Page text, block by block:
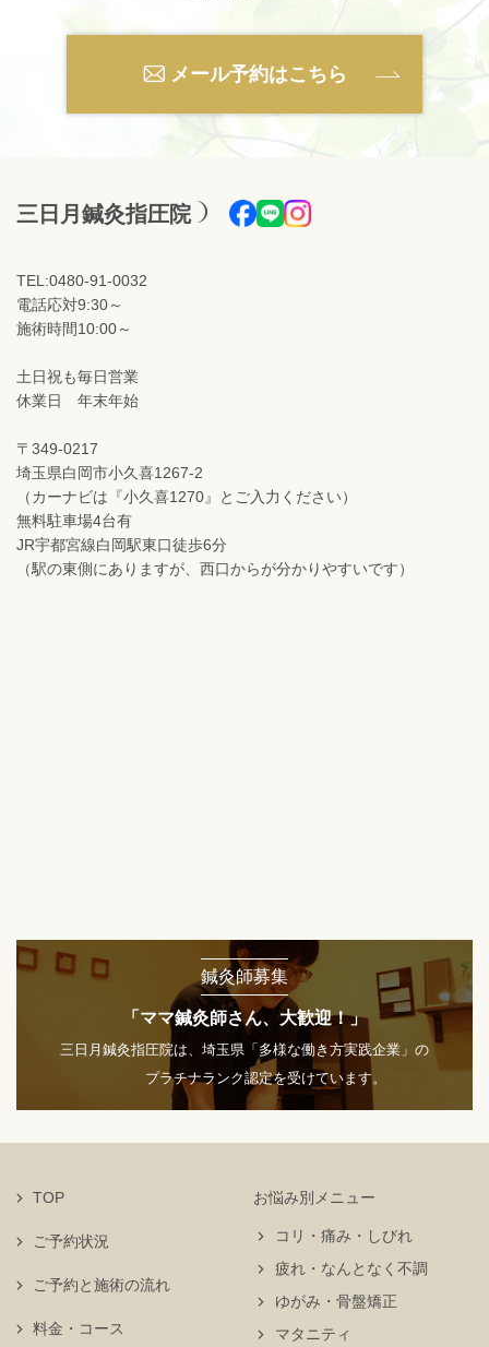
メール予約はこちら
三日月鍼灸指圧院
TEL:0480-91-0032
電話応対9:30～
施術時間10:00～
土日祝も毎日営業
休業日 年末年始
〒349-0217
埼玉県白岡市小久喜1267-2
（カーナビは『小久喜1270』とご入力ください）
無料駐車場4台有
JR宇都宮線白岡駅東口徒歩6分
（駅の東側にありますが、西口からが分かりやすいです）
鍼灸師募集
「ママ鍼灸師さん、大歓迎！」
三日月鍼灸指圧院は、埼玉県「多様な働き方実践企業」の
プラチナランク認定を受けています。
TOP
ご予約状況
お悩み別メニュー
コリ・痛み・しびれ
疲れ・なんとなく不調
ゆがみ・骨盤矯正
マタニティ
ご予約と施術の流れ
料金・コース